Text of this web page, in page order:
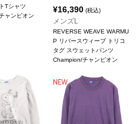
Tシャツ
ャンピオン
¥16,390 (税込)
メンズL
REVERSE WEAVE WARMU
P リバースウィーブ トリコ
タグ スウェットパンツ
Champion/チャンピオン